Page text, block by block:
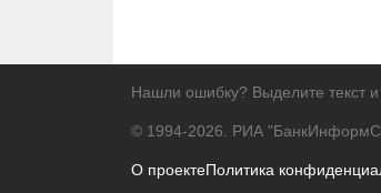
Нашли ошибку? Выделите текст
© 1994-2026. РИА
О проектеПолитика